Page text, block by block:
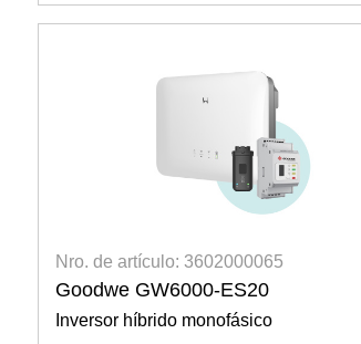
Nro. de artículo: 3602000065
Goodwe GW6000-ES20
Inversor híbrido monofásico